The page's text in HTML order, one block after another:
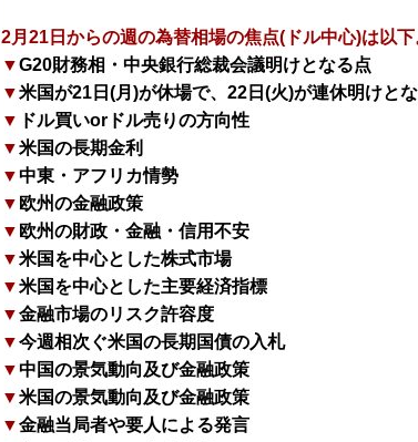
2月21日からの週の為替相場の焦点(ドル中心)は以下
▼G20財務相・中央銀行総裁会議明けとなる点
▼米国が21日(月)が休場で、22日(火)が連休明けと
▼ ドル買いorドル売りの方向性
▼米国の長期金利
▼中東・アフリカ情勢
▼ 欧州の金融政策
▼ 欧州の財政・金融・信用不安
▼米国を中心とした株式市場
▼米国を中心とした主要経済指標
▼金融市場のリスク許容度
▼今週相次ぐ米国の長期国債の入札
▼中国の景気動向及び金融政策
▼米国の景気動向及び金融政策
▼金融当局者や要人による発言